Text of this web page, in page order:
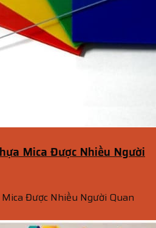
Mica Được Nhiều Người
Được Nhiều Người Quan